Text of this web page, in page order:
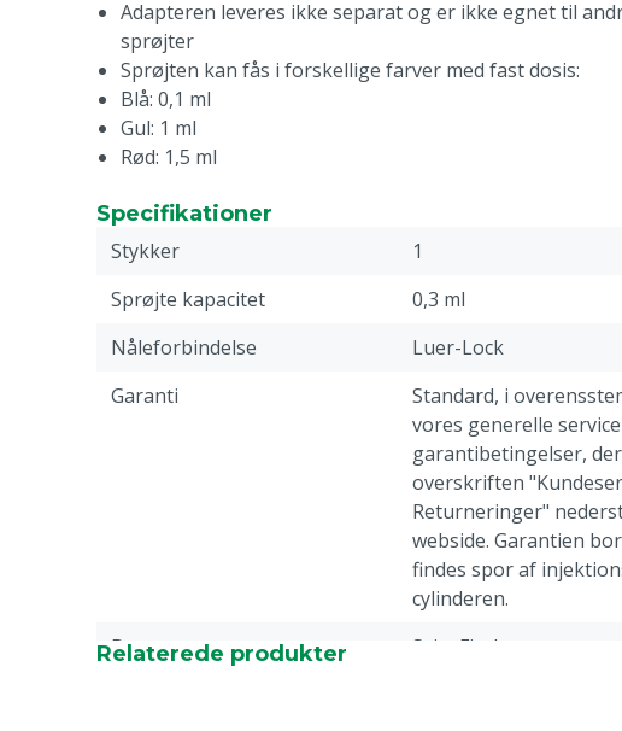
Adapteren leveres ikke separat og er ikke egnet til
sprøjter
Sprøjten kan fås i forskellige farver med fast dosis:
Blå: 0,1 ml
Gul: 1 ml
Rød: 1,5 ml
Specifikationer
Stykker
1
Sprøjte kapacitet
0,3 ml
Nåleforbindelse
Luer-Lock
Garanti
Standard, i
vores generelle
garantibetingelser,
overskriften
Returneringer"
webside. Garantien
findes spor af
cylinderen.
Dyregruppe
Svin, Fjerkræ
Relaterede produkter